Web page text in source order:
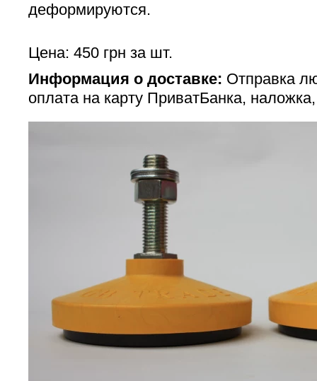
деформируются.
Цена: 450 грн за шт.
Информация о доставке: Отправка
оплата на карту ПриватБанка,